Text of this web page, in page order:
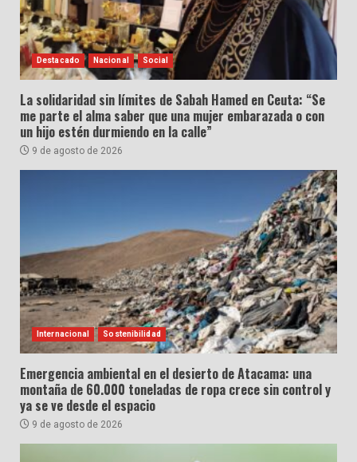
Destacado Nacional Social
La solidaridad sin límites de Sabah Hamed en Ceuta: “Se
me parte el alma saber que una mujer embarazada o con
un hijo estén durmiendo en la calle”
9 de agosto de 2026
Internacional Sostenibilidad
Emergencia ambiental en el desierto de Atacama: una
montaña de 60.000 toneladas de ropa crece sin control y
ya se ve desde el espacio
9 de agosto de 2026